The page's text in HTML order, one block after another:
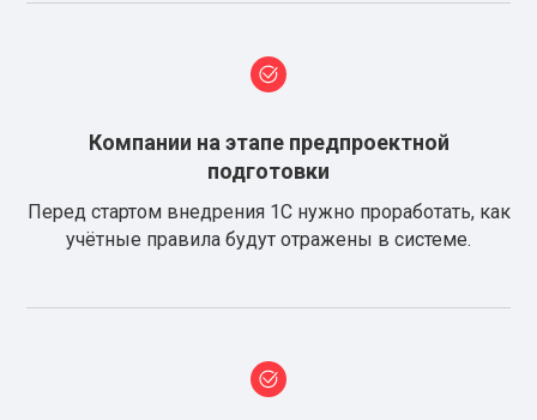
Компании на этапе предпроектной
подготовки
Перед стартом внедрения 1С нужно проработать, как
учётные правила будут отражены в системе.